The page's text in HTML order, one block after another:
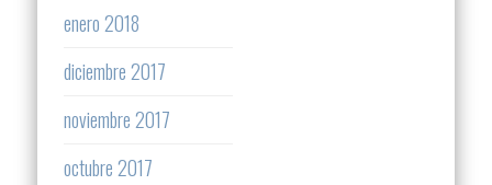
enero 2018
diciembre 2017
noviembre 2017
octubre 2017